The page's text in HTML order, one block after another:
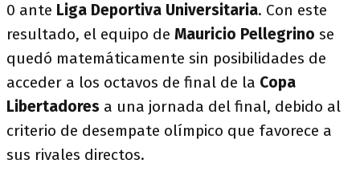
0 ante Liga Deportiva Universitaria. Con este
resultado, el equipo de Mauricio Pellegrino se
quedó matemáticamente sin posibilidades de
acceder a los octavos de final de la Copa
Libertadores a una jornada del final, debido al
criterio de desempate olímpico que favorece a
sus rivales directos.